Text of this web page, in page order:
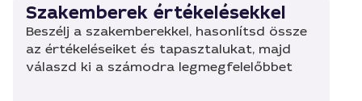
Szakemberek értékelésekkel
Beszélj a szakemberekkel, hasonlítsd össze
az értékeléseiket és tapasztalukat, majd
válaszd ki a számodra legmegfelelőbbet